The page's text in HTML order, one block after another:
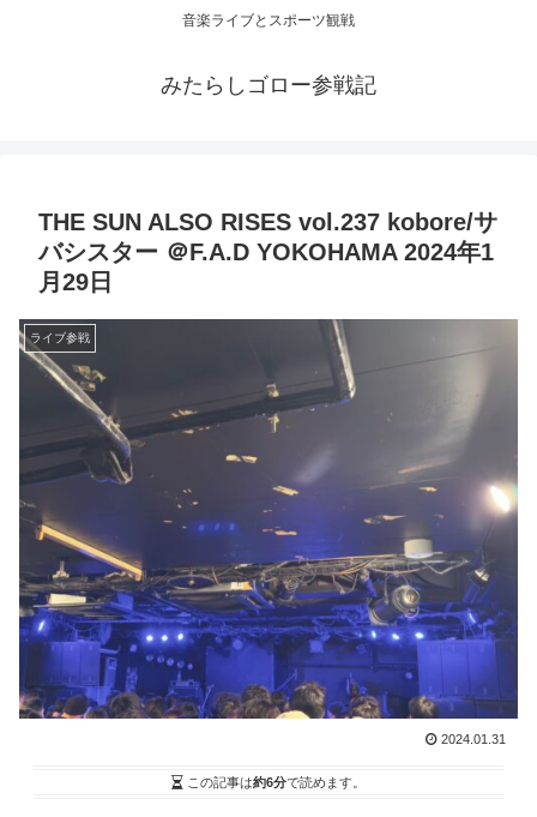
音楽ライブとスポーツ観戦
みたらしゴロー参戦記
THE SUN ALSO RISES vol.237 kobore/サ
バシスター ＠F.A.D YOKOHAMA 2024年1
月29日
ライブ参戦
2024.01.31
この記事は約6分で読めます。